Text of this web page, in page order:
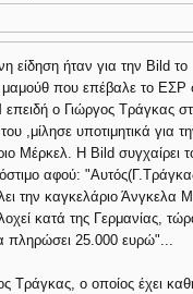
είδηση ήταν για την Bild το
μαμούθ που επέβαλε το ΕΣΡ
επειδή ο Γιώργος Τράγκας
,μίλησε υποτιμητικά για
Μέρκελ. Η Bild συγχαίρει
αφού:
την καγκελάριο Άνγκελα
κατά της Γερμανίας,
πληρώσει 25.000 ευρώ"...
Τράγκας, ο οποίος έχει